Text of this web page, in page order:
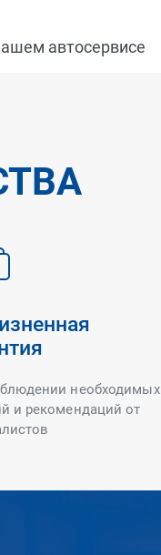
автосервисе
необходимых
и рекомендаций от